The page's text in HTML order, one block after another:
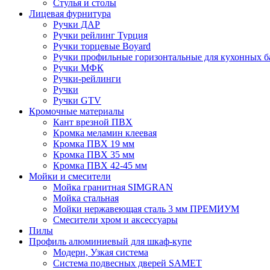
Стулья и столы
Лицевая фурнитура
Ручки ДАР
Ручки рейлинг Турция
Ручки торцевые Boyard
Ручки профильные горизонтальные для кухонных
Ручки МФК
Ручки-рейлинги
Ручки
Ручки GTV
Кромочные материалы
Кант врезной ПВХ
Кромка меламин клеевая
Кромка ПВХ 19 мм
Кромка ПВХ 35 мм
Кромка ПВХ 42-45 мм
Мойки и смесители
Мойка гранитная SIMGRAN
Мойка стальная
Мойки нержавеющая сталь 3 мм ПРЕМИУМ
Смесители хром и аксессуары
Пилы
Профиль алюминиевый для шкаф-купе
Модерн, Узкая система
Система подвесных дверей SAMET